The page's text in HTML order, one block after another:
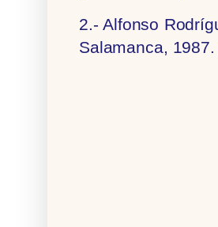
2.- Alfonso
Salamanca,